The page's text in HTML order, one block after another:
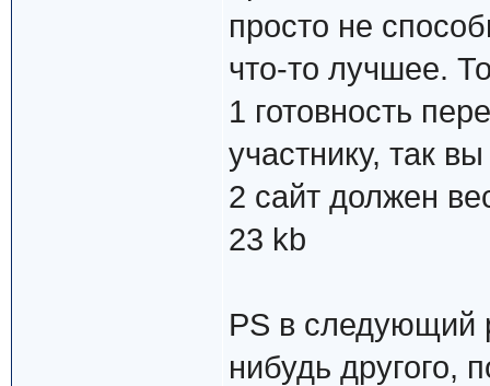
просто не
что-то лучшее.
1 готовность
участнику, так
2 сайт должен
23 kb
PS в следующий
нибудь другого,